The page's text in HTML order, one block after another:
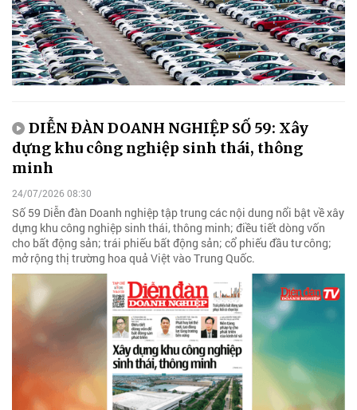
DIỄN ĐÀN DOANH NGHIỆP SỐ 59: Xây
dựng khu công nghiệp sinh thái, thông
minh
24/07/2026 08:30
Số 59 Diễn đàn Doanh nghiệp tập trung các nội dung nổi bật về xây
dựng khu công nghiệp sinh thái, thông minh; điều tiết dòng vốn
cho bất động sản; trái phiếu bất động sản; cổ phiếu đầu tư công;
mở rộng thị trường hoa quả Việt vào Trung Quốc.